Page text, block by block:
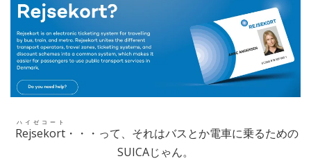
Rejsekort
ハイゼコート
・・・って、それはバスとか電車に乗るための
SUICAじゃん。